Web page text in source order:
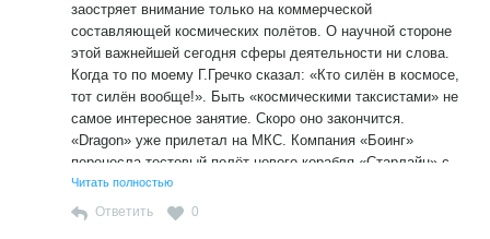
заостряет внимание только на коммерческой
составляющей космических полётов. О научной стороне
этой важнейшей сегодня сферы деятельности ни слова.
Когда то по моему Г.Гречко сказал: «Кто силён в космосе,
тот силён вообще!». Быть «космическими таксистами» не
самое интересное занятие. Скоро оно закончится.
«Dragon» уже прилетал на МКС. Компания «Боинг»
перенесла тестовый полёт нового корабля «Старлайн» с
апреля на август, но к 2020 доработает корабль. В 2020
стартует к Марсу миссия «MARS 2020» с новым
Читать полностью
Ответить 0